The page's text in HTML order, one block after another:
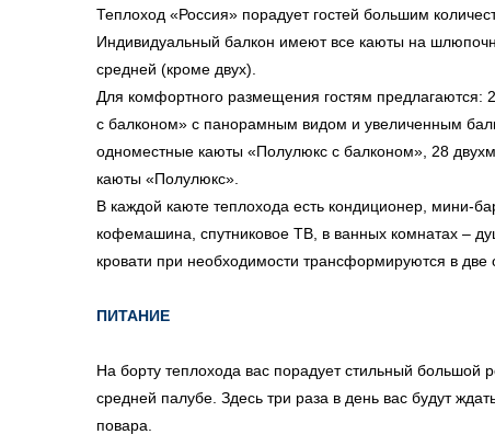
Теплоход «Россия» порадует гостей большим
Индивидуальный балкон имеют все каюты на
средней (кроме двух).
Для комфортного размещения гостям предлагаются:
с балконом» с панорамным видом и увеличенным
одноместные каюты «Полулюкс с балконом», 28
каюты «Полулюкс».
В каждой каюте теплохода есть кондиционер, мини-
кофемашина, спутниковое ТВ, в ванных комнатах –
кровати при необходимости трансформируются в две
ПИТАНИЕ
На борту теплохода вас порадует стильный большой
средней палубе. Здесь три раза в день вас будут
повара.